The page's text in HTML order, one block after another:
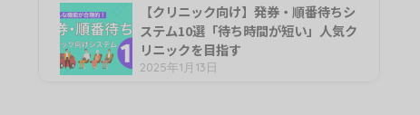
【クリニック向け】発券・順番待ちシ
ステム10選「待ち時間が短い」人気ク
リニックを目指す
2025年1月13日